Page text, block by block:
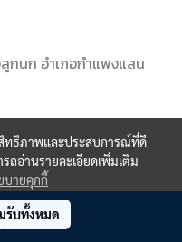
Us
กนก อำเภอกำแพงแสน
สิทธิภาพและประสบการณ์ที่ดี
ถอ่านรายละเอียดเพิ่มเติม
บายคุกกี้
รับทั้งหมด